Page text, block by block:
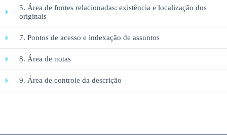
5. Área de fontes relacionadas: existência e localização dos
originais
7. Pontos de acesso e indexação de assuntos
8. Área de notas
9. Área de controle da descrição